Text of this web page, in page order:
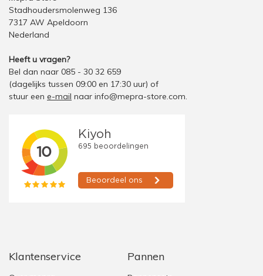
Stadhoudersmolenweg 136
7317 AW Apeldoorn
Nederland
Heeft u vragen?
Bel dan naar 085 - 30 32 659
(dagelijks tussen 09:00 en 17:30 uur) of
stuur een e-mail naar info@mepra-store.com.
Klantenservice Pannen